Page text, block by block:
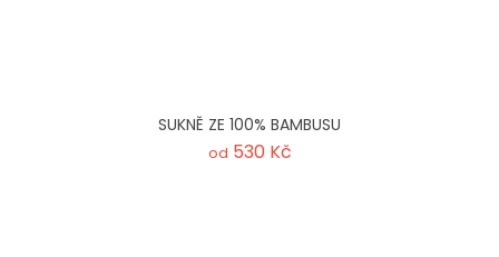
SUKNĚ ZE 100% BAMBUSU
od 530 Kč